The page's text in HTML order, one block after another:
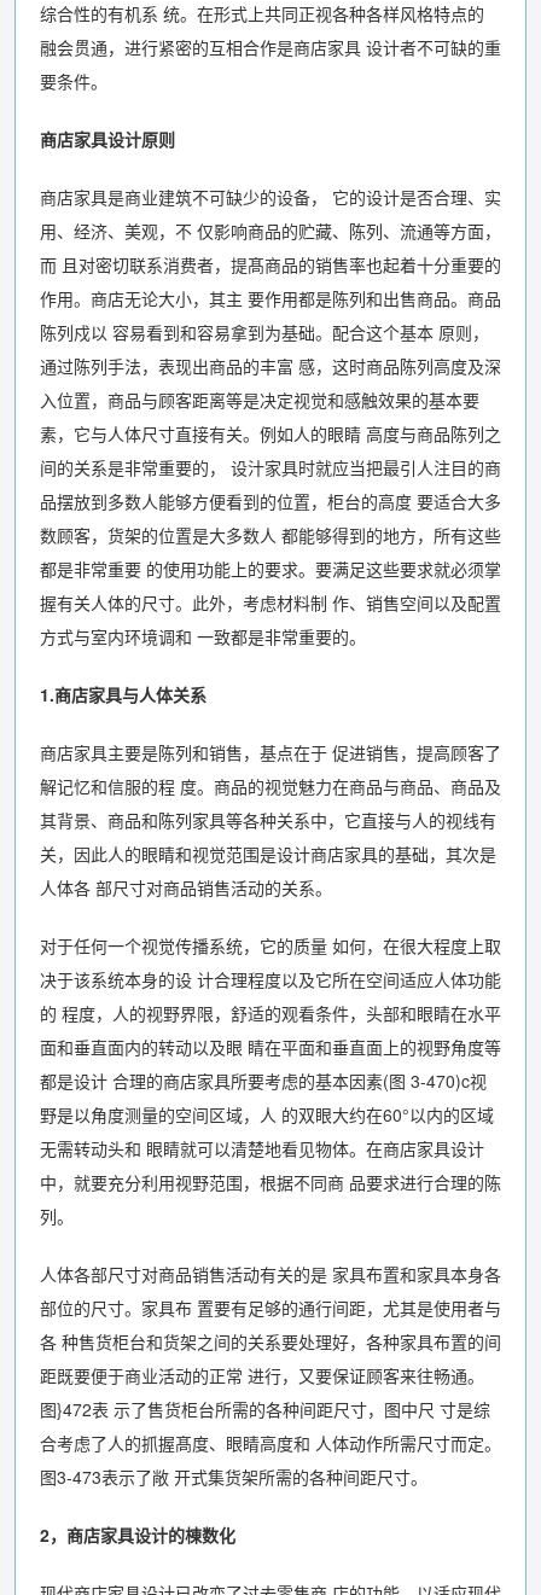
综合性的有机系 统。在形式上共同正视各种各样风格特点的
融会贯通，进行紧密的互相合作是商店家具 设计者不可缺的重
要条件。
商店家具设计原则
商店家具是商业建筑不可缺少的设备， 它的设计是否合理、实
用、经济、美观，不 仅影响商品的贮藏、陈列、流通等方面，
而 且对密切联系消费者，提髙商品的销售率也起着十分重要的
作用。商店无论大小，其主 要作用都是陈列和出售商品。商品
陈列戍以 容易看到和容易拿到为基础。配合这个基本 原则，
通过陈列手法，表现出商品的丰富 感，这时商品陈列高度及深
入位置，商品与顾客距离等是决定视觉和感触效果的基本要
素，它与人体尺寸直接有关。例如人的眼睛 高度与商品陈列之
间的关系是非常重要的， 设汁家具时就应当把最引人注目的商
品摆放到多数人能够方便看到的位置，柜台的高度 要适合大多
数顾客，货架的位置是大多数人 都能够得到的地方，所有这些
都是非常重要 的使用功能上的要求。要满足这些要求就必须掌
握有关人体的尺寸。此外，考虑材料制 作、销售空间以及配置
方式与室内环境调和 一致都是非常重要的。
1.商店家具与人体关系
商店家具主要是陈列和销售，基点在于 促进销售，提高顾客了
解记忆和信服的程 度。商品的视觉魅力在商品与商品、商品及
其背景、商品和陈列家具等各种关系中，它直接与人的视线有
关，因此人的眼睛和视觉范围是设计商店家具的基础，其次是
人体各 部尺寸对商品销售活动的关系。
对于任何一个视觉传播系统，它的质量 如何，在很大程度上取
决于该系统本身的设 计合理程度以及它所在空间适应人体功能
的 程度，人的视野界限，舒适的观看条件，头部和眼睛在水平
面和垂直面内的转动以及眼 睛在平面和垂直面上的视野角度等
都是设计 合理的商店家具所要考虑的基本因素(图 3-470)c视
野是以角度测量的空间区域，人 的双眼大约在60°以内的区域
无需转动头和 眼睛就可以清楚地看见物体。在商店家具设计
中，就要充分利用视野范围，根据不同商 品要求进行合理的陈
列。
人体各部尺寸对商品销售活动有关的是 家具布置和家具本身各
部位的尺寸。家具布 置要有足够的通行间距，尤其是使用者与
各 种售货柜台和货架之间的关系要处理好，各种家具布置的间
距既要便于商业活动的正常 进行，又要保证顾客来往畅通。
图}472表 示了售货柜台所需的各种间距尺寸，图中尺 寸是综
合考虑了人的抓握髙度、眼睛高度和 人体动作所需尺寸而定。
图3-473表示了敞 开式集货架所需的各种间距尺寸。
2，商店家具设计的棟数化